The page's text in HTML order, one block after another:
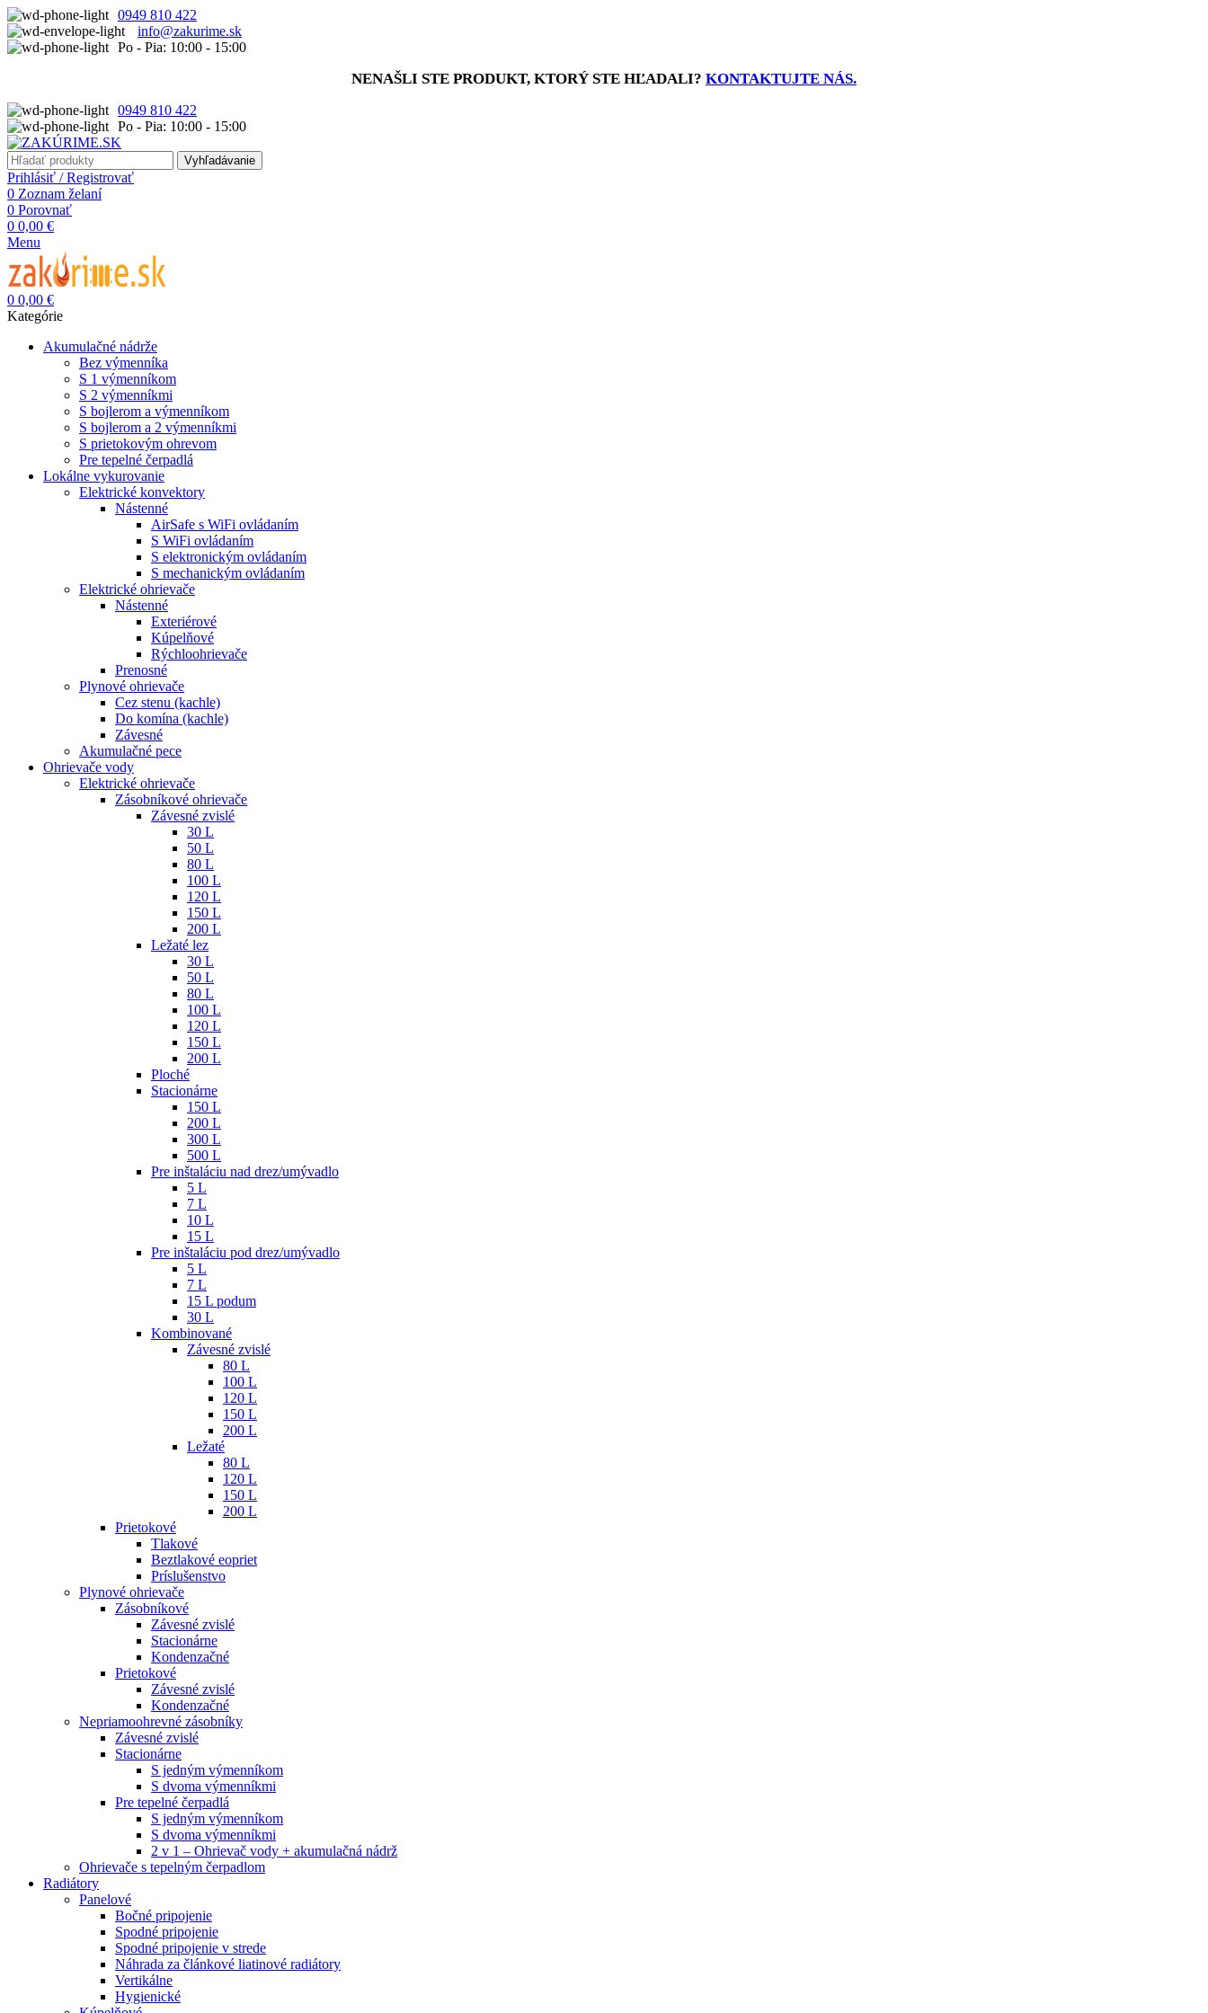
0949 810 422
info@zakurime.sk
Po - Pia: 10:00 - 15:00
NENAŠLI STE PRODUKT, KTORÝ STE HĽADALI? KONTAKTUJTE NÁS.
0949 810 422
Po - Pia: 10:00 - 15:00
Vyhľadávanie
Prihlásiť / Registrovať
0 Zoznam želaní
0 Porovnať
0 0,00 €
Menu
0 0,00 €
Kategórie
Akumulačné nádrže
Bez výmenníka
S 1 výmenníkom
S 2 výmenníkmi
S bojlerom a výmenníkom
S bojlerom a 2 výmenníkmi
S prietokovým ohrevom
Pre tepelné čerpadlá
Lokálne vykurovanie
Elektrické konvektory
Nástenné
AirSafe s WiFi ovládaním
S WiFi ovládaním
S elektronickým ovládaním
S mechanickým ovládaním
Elektrické ohrievače
Nástenné
Exteriérové
Kúpelňové
Rýchloohrievače
Prenosné
Plynové ohrievače
Cez stenu (kachle)
Do komína (kachle)
Závesné
Akumulačné pece
Ohrievače vody
Elektrické ohrievače
Zásobníkové ohrievače
Závesné zvislé
30 L
50 L
80 L
100 L
120 L
150 L
200 L
Ležaté lez
30 L
50 L
80 L
100 L
120 L
150 L
200 L
Ploché
Stacionárne
150 L
200 L
300 L
500 L
Pre inštaláciu nad drez/umývadlo
5 L
7 L
10 L
15 L
Pre inštaláciu pod drez/umývadlo
5 L
7 L
15 L podum
30 L
Kombinované
Závesné zvislé
80 L
100 L
120 L
150 L
200 L
Ležaté
80 L
120 L
150 L
200 L
Prietokové
Tlakové
Beztlakové eopriet
Príslušenstvo
Plynové ohrievače
Zásobníkové
Závesné zvislé
Stacionárne
Kondenzačné
Prietokové
Závesné zvislé
Kondenzačné
Nepriamoohrevné zásobníky
Závesné zvislé
Stacionárne
S jedným výmenníkom
S dvoma výmenníkmi
Pre tepelné čerpadlá
S jedným výmenníkom
S dvoma výmenníkmi
2 v 1 – Ohrievač vody + akumulačná nádrž
Ohrievače s tepelným čerpadlom
Radiátory
Panelové
Bočné pripojenie
Spodné pripojenie
Spodné pripojenie v strede
Náhrada za článkové liatinové radiátory
Vertikálne
Hygienické